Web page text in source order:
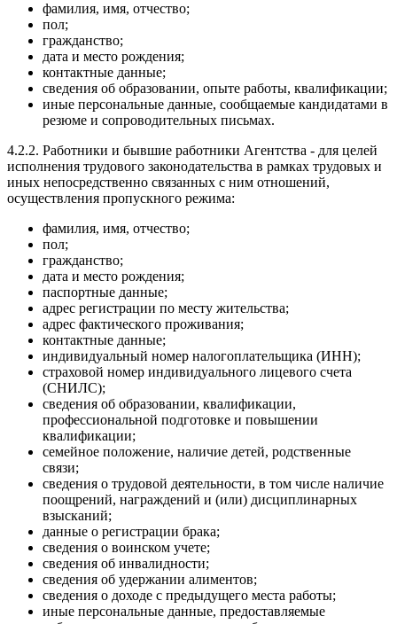
фамилия, имя, отчество;
пол;
гражданство;
дата и место рождения;
контактные данные;
сведения об образовании, опыте работы, квалификации;
иные персональные данные, сообщаемые кандидатами в
резюме и сопроводительных письмах.
4.2.2. Работники и бывшие работники Агентства - для целей
исполнения трудового законодательства в рамках трудовых и
иных непосредственно связанных с ним отношений,
осуществления пропускного режима:
фамилия, имя, отчество;
пол;
гражданство;
дата и место рождения;
паспортные данные;
адрес регистрации по месту жительства;
адрес фактического проживания;
контактные данные;
индивидуальный номер налогоплательщика (ИНН);
страховой номер индивидуального лицевого счета
(СНИЛС);
сведения об образовании, квалификации,
профессиональной подготовке и повышении
квалификации;
семейное положение, наличие детей, родственные
связи;
сведения о трудовой деятельности, в том числе наличие
поощрений, награждений и (или) дисциплинарных
взысканий;
данные о регистрации брака;
сведения о воинском учете;
сведения об инвалидности;
сведения об удержании алиментов;
сведения о доходе с предыдущего места работы;
иные персональные данные, предоставляемые